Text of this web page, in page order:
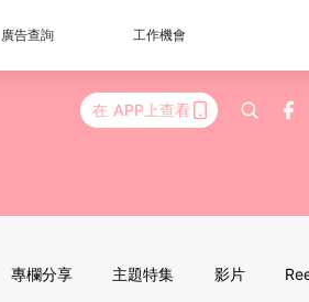
廣告查詢 工作機會
在 APP上查看
專欄分享 主題特集 影片